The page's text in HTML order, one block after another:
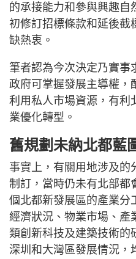
的承接能力和參與興趣自
初修訂招標條款和延後截
缺熱衷。
筆者認為今次決定乃實事
政府可掌握發展主導權，
利用私人市場資源，有利
業優化轉型。
舊規劃未納北都藍
事實上，有關用地涉及的
制訂，當時仍未有北部都
個北都新發展區的產業分
經濟狀況、物業市場、產
類創新科技及建築技術的
深圳和大灣區發展情況，